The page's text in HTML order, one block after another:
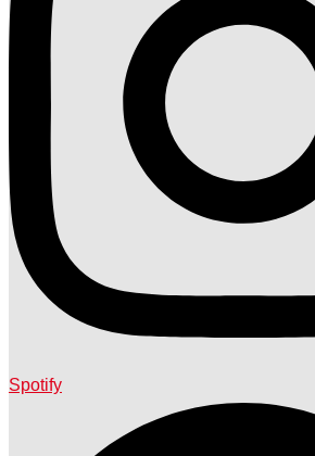
Spotify